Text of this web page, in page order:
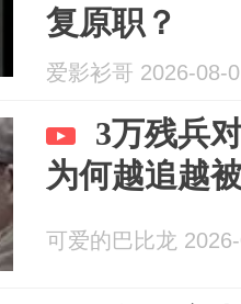
复原职？
爱影衫哥 2026-08-
3万残兵
为何越追越
可爱的巴比龙